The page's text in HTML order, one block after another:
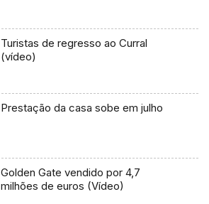
Turistas de regresso ao Curral
(vídeo)
Prestação da casa sobe em julho
Golden Gate vendido por 4,7
milhões de euros (Vídeo)